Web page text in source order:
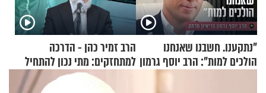
"נתקענו. חשבנו שאנחנו
הולכים למות": הרב יוסף גרמון
הרב זמיר כהן - הדרכה
למתחזקים: מתי נכון להתחיל
עם לבישת הציצית?